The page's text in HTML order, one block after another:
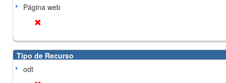
Página web
Tipo de Recurso
odt